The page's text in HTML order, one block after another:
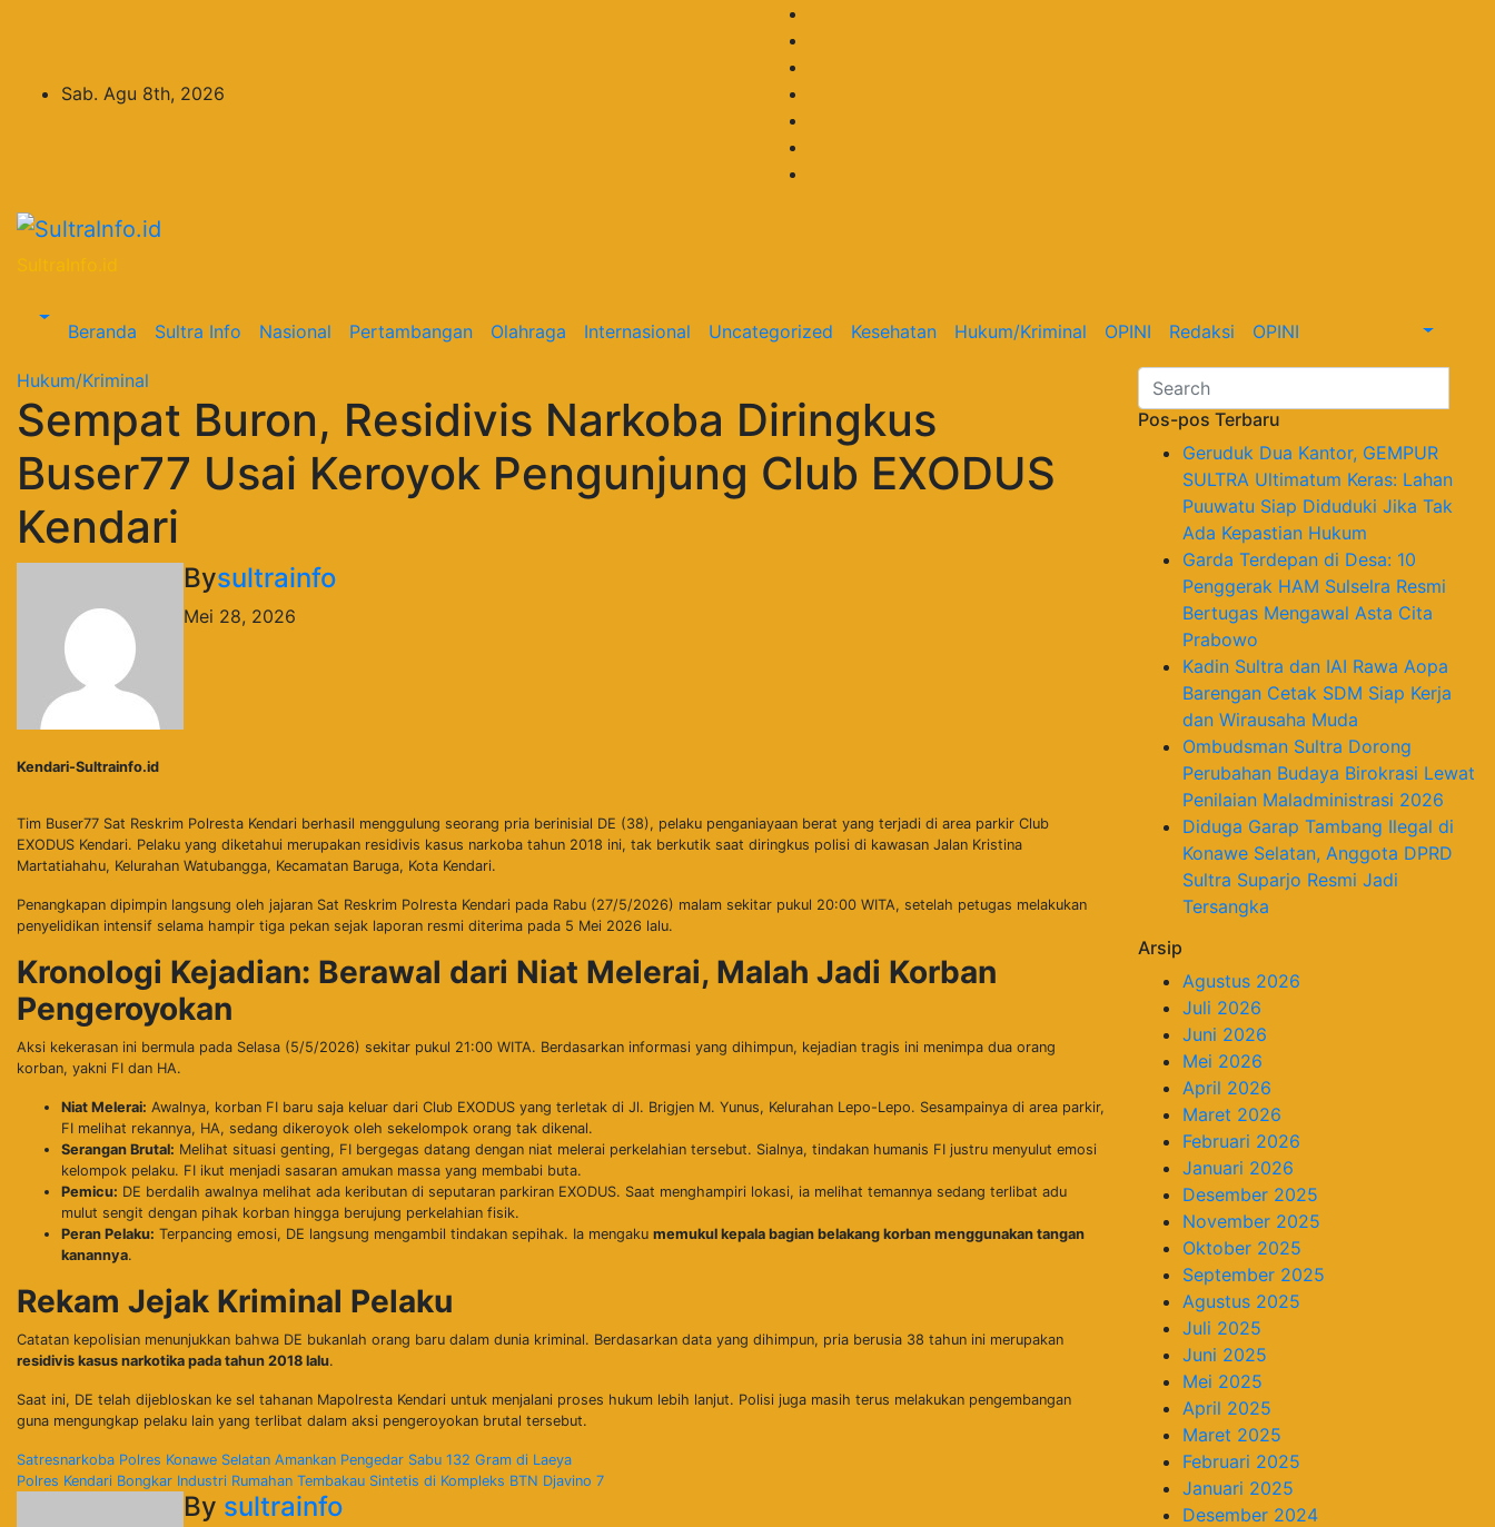
Sab. Agu 8th, 2026
SultraInfo.id
Beranda Sultra Info Nasional Pertambangan Olahraga Internasional Uncategorized Kesehatan Hukum/Kriminal OPINI Redaksi OPINI
Hukum/Kriminal
Sempat Buron, Residivis Narkoba Diringkus
Buser77 Usai Keroyok Pengunjung Club EXODUS
Kendari
Bysultrainfo
Mei 28, 2026
​Kendari-Sultrainfo.id
Tim Buser77 Sat Reskrim Polresta Kendari berhasil menggulung seorang pria berinisial DE (38), pelaku penganiayaan berat yang terjadi di area parkir Club
EXODUS Kendari. Pelaku yang diketahui merupakan residivis kasus narkoba tahun 2018 ini, tak berkutik saat diringkus polisi di kawasan Jalan Kristina
Martatiahahu, Kelurahan Watubangga, Kecamatan Baruga, Kota Kendari.
​Penangkapan dipimpin langsung oleh jajaran Sat Reskrim Polresta Kendari pada Rabu (27/5/2026) malam sekitar pukul 20:00 WITA, setelah petugas melakukan
penyelidikan intensif selama hampir tiga pekan sejak laporan resmi diterima pada 5 Mei 2026 lalu.
Kronologi Kejadian: Berawal dari Niat Melerai, Malah Jadi Korban
Pengeroyokan
​Aksi kekerasan ini bermula pada Selasa (5/5/2026) sekitar pukul 21:00 WITA. Berdasarkan informasi yang dihimpun, kejadian tragis ini menimpa dua orang
korban, yakni FI dan HA.
Niat Melerai: Awalnya, korban FI baru saja keluar dari Club EXODUS yang terletak di Jl. Brigjen M. Yunus, Kelurahan Lepo-Lepo. Sesampainya di area parkir,
FI melihat rekannya, HA, sedang dikeroyok oleh sekelompok orang tak dikenal.
Serangan Brutal: Melihat situasi genting, FI bergegas datang dengan niat melerai perkelahian tersebut. Sialnya, tindakan humanis FI justru menyulut emosi
kelompok pelaku. FI ikut menjadi sasaran amukan massa yang membabi buta.
Pemicu: DE berdalih awalnya melihat ada keributan di seputaran parkiran EXODUS. Saat menghampiri lokasi, ia melihat temannya sedang terlibat adu
mulut sengit dengan pihak korban hingga berujung perkelahian fisik.
Peran Pelaku: Terpancing emosi, DE langsung mengambil tindakan sepihak. Ia mengaku memukul kepala bagian belakang korban menggunakan tangan
kanannya.
Rekam Jejak Kriminal Pelaku
​Catatan kepolisian menunjukkan bahwa DE bukanlah orang baru dalam dunia kriminal. Berdasarkan data yang dihimpun, pria berusia 38 tahun ini merupakan
residivis kasus narkotika pada tahun 2018 lalu.
​Saat ini, DE telah dijebloskan ke sel tahanan Mapolresta Kendari untuk menjalani proses hukum lebih lanjut. Polisi juga masih terus melakukan pengembangan
guna mengungkap pelaku lain yang terlibat dalam aksi pengeroyokan brutal tersebut.
Navigasi
Satresnarkoba Polres Konawe Selatan Amankan Pengedar Sabu 132 Gram di Laeya
Polres Kendari Bongkar Industri Rumahan Tembakau Sintetis di Kompleks BTN Djavino 7
By sultrainfo
Pos-pos Terbaru
Geruduk Dua Kantor, GEMPUR
SULTRA Ultimatum Keras: Lahan
Puuwatu Siap Diduduki Jika Tak
Ada Kepastian Hukum
Garda Terdepan di Desa: 10
Penggerak HAM Sulselra Resmi
Bertugas Mengawal Asta Cita
Prabowo
Kadin Sultra dan IAI Rawa Aopa
Barengan Cetak SDM Siap Kerja
dan Wirausaha Muda
Ombudsman Sultra Dorong
Perubahan Budaya Birokrasi Lewat
Penilaian Maladministrasi 2026
Diduga Garap Tambang Ilegal di
Konawe Selatan, Anggota DPRD
Sultra Suparjo Resmi Jadi
Tersangka
Arsip
Agustus 2026
Juli 2026
Juni 2026
Mei 2026
April 2026
Maret 2026
Februari 2026
Januari 2026
Desember 2025
November 2025
Oktober 2025
September 2025
Agustus 2025
Juli 2025
Juni 2025
Mei 2025
April 2025
Maret 2025
Februari 2025
Januari 2025
Desember 2024